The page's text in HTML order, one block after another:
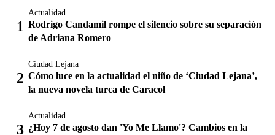
Actualidad
Rodrigo Candamil rompe el silencio sobre su separación
de Adriana Romero
Ciudad Lejana
Cómo luce en la actualidad el niño de ‘Ciudad Lejana’,
la nueva novela turca de Caracol
Actualidad
¿Hoy 7 de agosto dan 'Yo Me Llamo'? Cambios en la